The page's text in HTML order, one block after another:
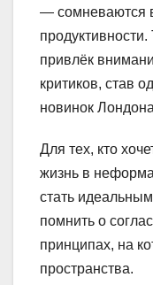
— сомневаются
привлёк
критиков, став
новинок
Для тех, кто
жизнь в
стать
помнить о
принципах, на
пространства.